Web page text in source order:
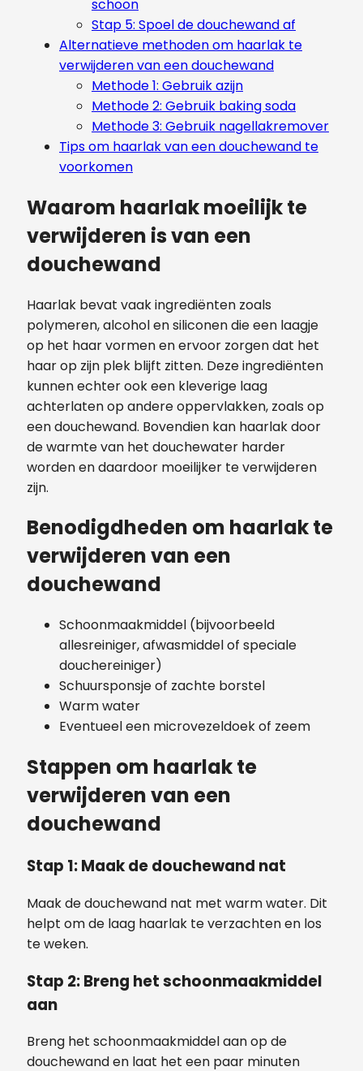
schoon
Stap 5: Spoel de douchewand af
Alternatieve methoden om haarlak te
verwijderen van een douchewand
Methode 1: Gebruik azijn
Methode 2: Gebruik baking soda
Methode 3: Gebruik nagellakremover
Tips om haarlak van een douchewand te
voorkomen
Waarom haarlak moeilijk te
verwijderen is van een
douchewand
Haarlak bevat vaak ingrediënten zoals
polymeren, alcohol en siliconen die een laagje
op het haar vormen en ervoor zorgen dat het
haar op zijn plek blijft zitten. Deze ingrediënten
kunnen echter ook een kleverige laag
achterlaten op andere oppervlakken, zoals op
een douchewand. Bovendien kan haarlak door
de warmte van het douchewater harder
worden en daardoor moeilijker te verwijderen
zijn.
Benodigdheden om haarlak te
verwijderen van een
douchewand
Schoonmaakmiddel (bijvoorbeeld
allesreiniger, afwasmiddel of speciale
douchereiniger)
Schuursponsje of zachte borstel
Warm water
Eventueel een microvezeldoek of zeem
Stappen om haarlak te
verwijderen van een
douchewand
Stap 1: Maak de douchewand nat
Maak de douchewand nat met warm water. Dit
helpt om de laag haarlak te verzachten en los
te weken.
Stap 2: Breng het schoonmaakmiddel
aan
Breng het schoonmaakmiddel aan op de
douchewand en laat het een paar minuten